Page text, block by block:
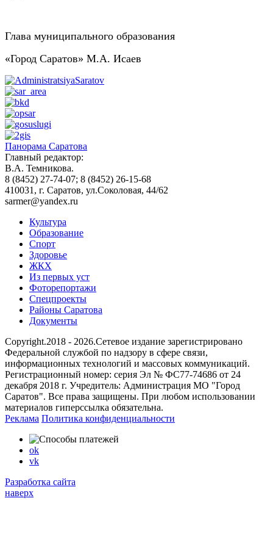
Глава муниципального образования
«Город Саратов» М.А. Исаев
Панорама Саратова
Главный редактор:
В.А. Темникова.
8 (8452) 27-74-07; 8 (8452) 26-15-68
410031, г. Саратов, ул.Соколовая, 44/62
sarmer@yandex.ru
Культура
Образование
Спорт
Здоровье
ЖКХ
Из пеpвых уст
Фоторепортажи
Спецпроекты
Районы Саратова
Документы
Copyright.2018 - 2026.Сетевое издание зарегистрировано
Федеральной службой по надзору в сфере связи,
информационных технологий и массовых коммуникаций.
Регистрационный номер: серия Эл № ФС77-74686 от 24
декабря 2018 г. Учредитель: Администрация МО "Город
Саратов". Все права защищены. При любом использовании
материалов гиперссылка обязательна.
Реклама Политика конфиденциальности
ok
vk
Разработка сайта
наверх